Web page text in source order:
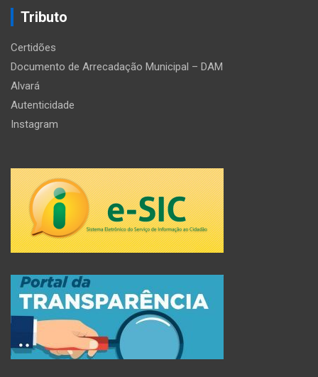
Tributo
Certidões
Documento de Arrecadação Municipal – DAM
Alvará
Autenticidade
Instagram